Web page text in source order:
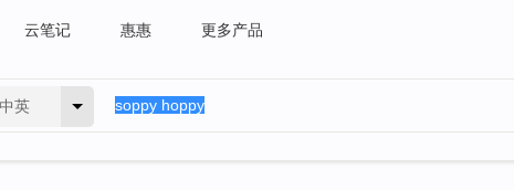
云笔记 惠惠 更多产品
中英